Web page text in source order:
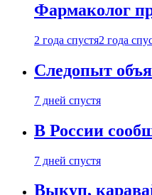
Фармаколог
2 года спустя2 года
Следопыт
7 дней спустя
В России
7 дней спустя
Выкуп,